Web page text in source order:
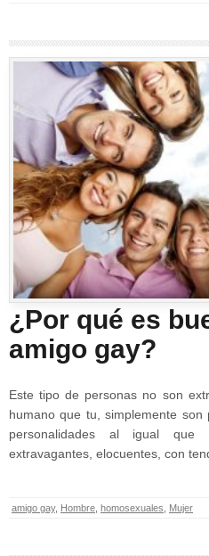
¿Por qué es
amigo gay?
Este tipo de personas no son
humano que tu, simplemente son
personalidades al igual
extravagantes, elocuentes, con
amigo gay, Hombre homosexuales Mujer